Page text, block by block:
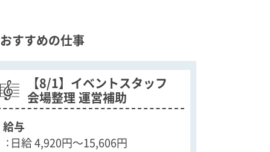
おすすめの仕事
【8/1】イベントスタッフ
会場整理 運営補助
給与
日給 4,920円〜15,606円